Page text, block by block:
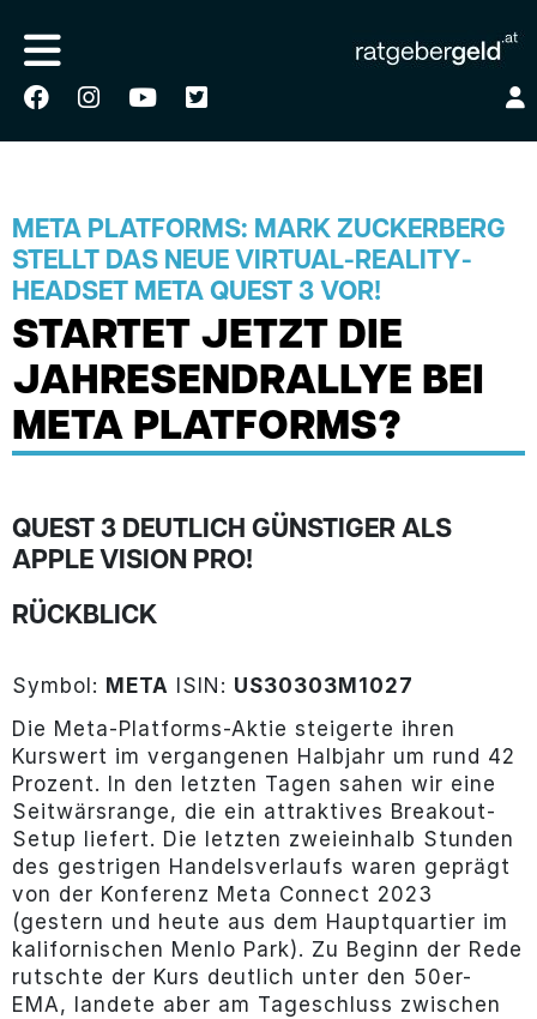
META PLATFORMS: MARK ZUCKERBERG
STELLT DAS NEUE VIRTUAL-REALITY-
HEADSET META QUEST 3 VOR!
STARTET JETZT DIE
JAHRESENDRALLYE BEI
META PLATFORMS?
QUEST 3 DEUTLICH GÜNSTIGER ALS
APPLE VISION PRO!
RÜCKBLICK
Symbol: META ISIN: US30303M1027
Die Meta-Platforms-Aktie steigerte ihren
Kurswert im vergangenen Halbjahr um rund 42
Prozent. In den letzten Tagen sahen wir eine
Seitwärsrange, die ein attraktives Breakout-
Setup liefert. Die letzten zweieinhalb Stunden
des gestrigen Handelsverlaufs waren geprägt
von der Konferenz Meta Connect 2023
(gestern und heute aus dem Hauptquartier im
kalifornischen Menlo Park). Zu Beginn der Rede
rutschte der Kurs deutlich unter den 50er-
EMA, landete aber am Tageschluss zwischen